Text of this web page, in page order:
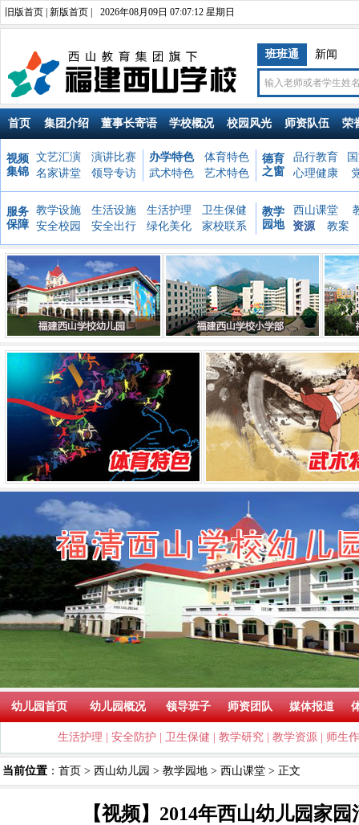
旧版首页 新版首页 2026年08月09日 07:07:14 星期日
班班通 新闻
首页 集团介绍 董事长寄语 学校概况 校园风光 师资队伍 荣
视频
集锦
文艺汇演
演讲比赛
名家讲堂
领导专访
办学特色
体育特色
武术特色
艺术特色
德育
之窗
品行教育
心理健康
服务
保障
教学设施 生活设施 生活护理
卫生保健
安全校园
安全出行 绿化美化 家校联系
教学
园地
西山课堂
资源
教案
幼儿园首页 幼儿园概况 领导班子 师资团队 媒体报道
生活护理 安全防护 卫生保健 教学研究 教学资源 师生
当前位置 ： 首页 > 西山幼儿园 > 教学园地 > 西山课堂 > 正文
【视频】2014年西山幼儿园家